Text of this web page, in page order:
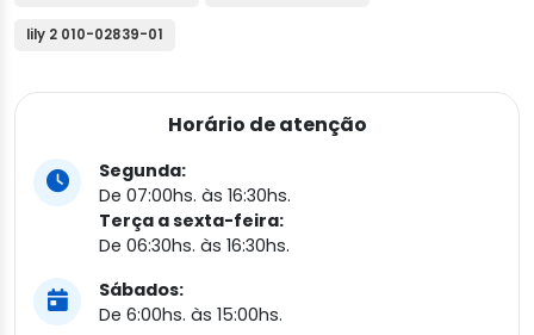
lily 2 010-02839-01
Horário de atenção
Segunda:
De 07:00hs. às 16:30hs.
Terça a sexta-feira:
De 06:30hs. às 16:30hs.
Sábados:
De 6:00hs. às 15:00hs.